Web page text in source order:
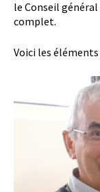
le Conseil
complet.
Voici les